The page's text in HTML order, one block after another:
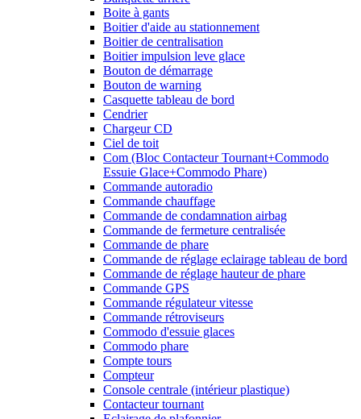
Boite à gants
Boitier d'aide au stationnement
Boitier de centralisation
Boitier impulsion leve glace
Bouton de démarrage
Bouton de warning
Casquette tableau de bord
Cendrier
Chargeur CD
Ciel de toit
Com (Bloc Contacteur Tournant+Commodo
Essuie Glace+Commodo Phare)
Commande autoradio
Commande chauffage
Commande de condamnation airbag
Commande de fermeture centralisée
Commande de phare
Commande de réglage eclairage tableau de bord
Commande de réglage hauteur de phare
Commande GPS
Commande régulateur vitesse
Commande rétroviseurs
Commodo d'essuie glaces
Commodo phare
Compte tours
Compteur
Console centrale (intérieur plastique)
Contacteur tournant